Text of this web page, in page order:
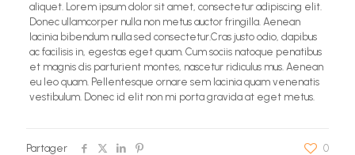
aliquet. Lorem ipsum dolor sit amet, consectetur adipiscing elit.
Donec ullamcorper nulla non metus auctor fringilla. Aenean
lacinia bibendum nulla sed consectetur.Cras justo odio, dapibus
ac facilisis in, egestas eget quam. Cum sociis natoque penatibus
et magnis dis parturient montes, nascetur ridiculus mus. Aenean
eu leo quam. Pellentesque ornare sem lacinia quam venenatis
vestibulum. Donec id elit non mi porta gravida at eget metus.
Partager 0